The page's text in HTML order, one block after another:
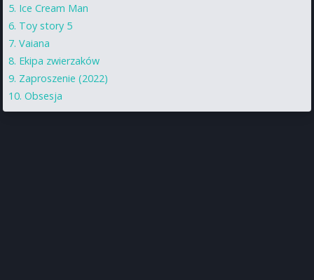
Ice Cream Man
Toy story 5
Vaiana
Ekipa zwierzaków
Zaproszenie (2022)
Obsesja